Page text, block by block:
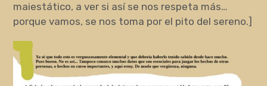
maiestático, a ver si así se nos respeta más…
porque vamos, se nos toma por el pito del sereno.]